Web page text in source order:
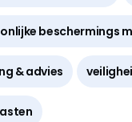
beschermings
& advies